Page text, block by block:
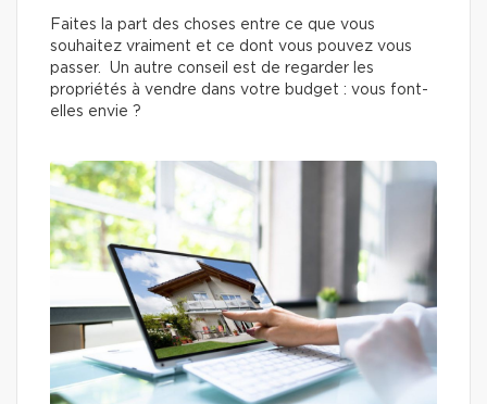
Faites la part des choses entre ce que vous
souhaitez vraiment et ce dont vous pouvez vous
passer. Un autre conseil est de regarder les
propriétés à vendre dans votre budget : vous font-
elles envie ?